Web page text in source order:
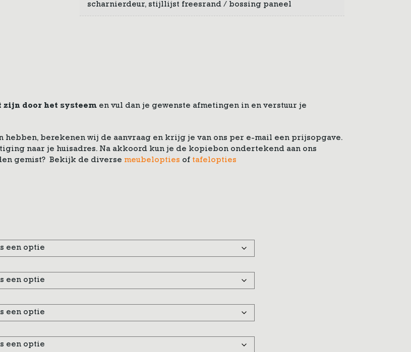
scharnierdeur, stijllijst freesrand / bossing paneel
zijn door het systeem en vul dan je gewenste afmetingen in en verstuur je
berekenen wij de aanvraag en krijg je van ons per e-mail een prijsopgave.
naar je huisadres. Na akkoord kun je de kopiebon ondertekend aan ons
gemist? Bekijk de diverse meubelopties of tafelopties